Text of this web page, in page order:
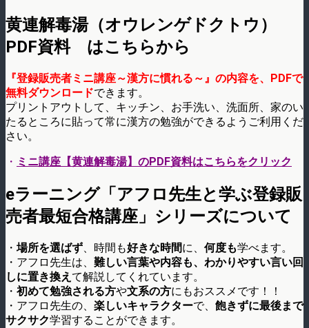
黄連解毒湯（オウレンゲドクトウ）
PDF資料 はこちらから
『登録販売者ミニ講座～漢方に慣れる～』の内容を、PDFで
無料ダウンロードできます。
プリントアウトして、キッチン、お手洗い、洗面所、家のい
たるところに貼って常に漢方の勉強ができるようご利用くだ
さい。
・ ミニ講座【黄連解毒湯】のPDF資料はこちらをクリック
eラーニング「アフロ先生と学ぶ登録販
売者最短合格講座」シリーズについて
・ 場所を選ばず、時間も好きな時間に、 何度も学べます。
・アフロ先生は、 難しい言葉や内容も、わかりやすい言い回
しに置き換え て解説してくれています。
・ 初めて勉強される方や文系の方にもおススメです！！
・アフロ先生の、 楽しいキャラクターで、 飽きずに最後まで
サクサク学習することができます。